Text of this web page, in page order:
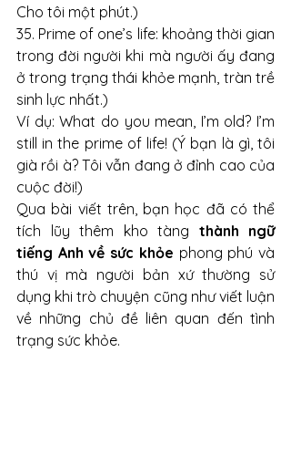
Cho tôi một phút.)
35. Prime of one’s life: khoảng thời gian
trong đời người khi mà người ấy đang
ở trong trạng thái khỏe mạnh, tràn trề
sinh lực nhất.)
Ví dụ: What do you mean, I’m old? I’m
still in the prime of life! (Ý bạn là gì, tôi
già rồi à? Tôi vẫn đang ở đỉnh cao của
cuộc đời!)
Qua bài viết trên, bạn học đã có thể
tích lũy thêm kho tàng thành ngữ
tiếng Anh về sức khỏe phong phú và
thú vị mà người bản xứ thường sử
dụng khi trò chuyện cũng như viết luận
về những chủ đề liên quan đến tình
trạng sức khỏe.